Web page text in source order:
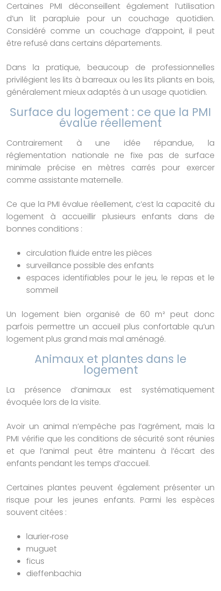
Certaines PMI déconseillent également l’utilisation
d’un lit parapluie pour un couchage quotidien.
Considéré comme un couchage d’appoint, il peut
être refusé dans certains départements.
Dans la pratique, beaucoup de professionnelles
privilégient les lits à barreaux ou les lits pliants en bois,
généralement mieux adaptés à un usage quotidien.
Surface du logement : ce que la PMI
évalue réellement
Contrairement à une idée répandue, la
réglementation nationale ne fixe pas de surface
minimale précise en mètres carrés pour exercer
comme assistante maternelle.
Ce que la PMI évalue réellement, c’est la capacité du
logement à accueillir plusieurs enfants dans de
bonnes conditions :
circulation fluide entre les pièces
surveillance possible des enfants
espaces identifiables pour le jeu, le repas et le
sommeil
Un logement bien organisé de 60 m² peut donc
parfois permettre un accueil plus confortable qu’un
logement plus grand mais mal aménagé.
Animaux et plantes dans le
logement
La présence d’animaux est systématiquement
évoquée lors de la visite.
Avoir un animal n’empêche pas l’agrément, mais la
PMI vérifie que les conditions de sécurité sont réunies
et que l’animal peut être maintenu à l’écart des
enfants pendant les temps d’accueil.
Certaines plantes peuvent également présenter un
risque pour les jeunes enfants. Parmi les espèces
souvent citées :
laurier‑rose
muguet
ficus
dieffenbachia